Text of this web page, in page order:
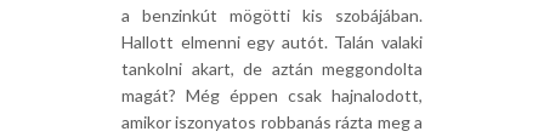
a benzinkút mögötti kis szobájában.
Hallott elmenni egy autót. Talán valaki
tankolni akart, de aztán meggondolta
magát? Még éppen csak hajnalodott,
amikor iszonyatos robbanás rázta meg a